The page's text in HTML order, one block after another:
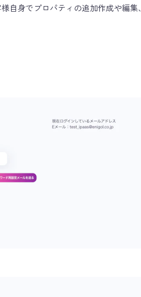
自身でプロパティの追加作成や編集、